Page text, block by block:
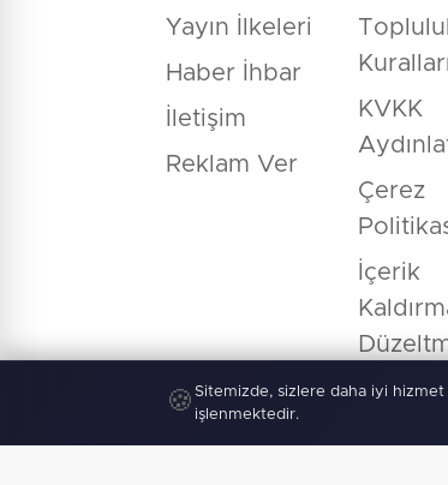
Yayın İlkeleri
Haber İhbar
İletişim
Reklam Ver
Kuralları
KVKK
Çerez
İçerik
🍪 Sitemizde, sizlere daha iyi hizmet
işlenmektedir.
© Copyright 2026 E-Manşet